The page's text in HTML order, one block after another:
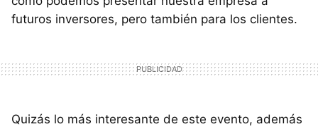
futuros inversores, pero también para los clientes.
Quizás lo más interesante de este evento, además